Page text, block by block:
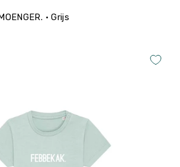
• Grijs